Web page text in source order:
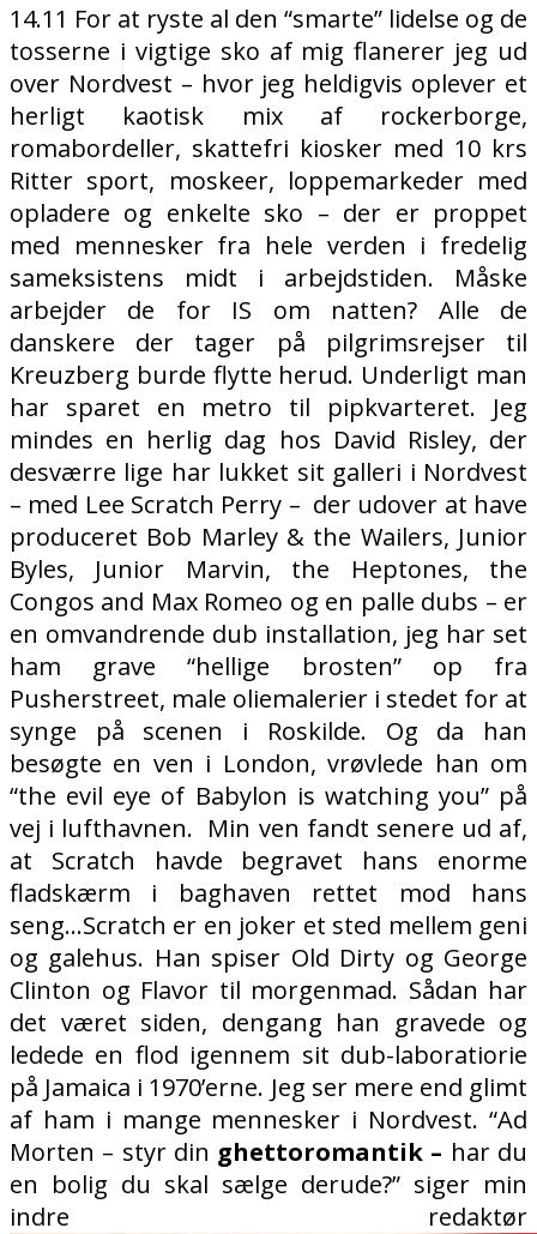
14.11 For at ryste al den “smarte” lidelse og de
tosserne i vigtige sko af mig flanerer jeg ud
over Nordvest – hvor jeg heldigvis oplever et
herligt kaotisk mix af rockerborge,
romabordeller, skattefri kiosker med 10 krs
Ritter sport, moskeer, loppemarkeder med
opladere og enkelte sko – der er proppet
med mennesker fra hele verden i fredelig
sameksistens midt i arbejdstiden. Måske
arbejder de for IS om natten? Alle de
danskere der tager på pilgrimsrejser til
Kreuzberg burde flytte herud. Underligt man
har sparet en metro til pipkvarteret. Jeg
mindes en herlig dag hos David Risley, der
desværre lige har lukket sit galleri i Nordvest
– med Lee Scratch Perry – der udover at have
produceret Bob Marley & the Wailers, Junior
Byles, Junior Marvin, the Heptones, the
Congos and Max Romeo og en palle dubs – er
en omvandrende dub installation, jeg har set
ham grave “hellige brosten” op fra
Pusherstreet, male oliemalerier i stedet for at
synge på scenen i Roskilde. Og da han
besøgte en ven i London, vrøvlede han om
“the evil eye of Babylon is watching you” på
vej i lufthavnen. Min ven fandt senere ud af,
at Scratch havde begravet hans enorme
fladskærm i baghaven rettet mod hans
seng…Scratch er en joker et sted mellem geni
og galehus. Han spiser Old Dirty og George
Clinton og Flavor til morgenmad. Sådan har
det været siden, dengang han gravede og
ledede en flod igennem sit dub-laboratiorie
på Jamaica i 1970’erne. Jeg ser mere end glimt
af ham i mange mennesker i Nordvest. “Ad
Morten – styr din ghettoromantik – har du
en bolig du skal sælge derude?” siger min
indre redaktør